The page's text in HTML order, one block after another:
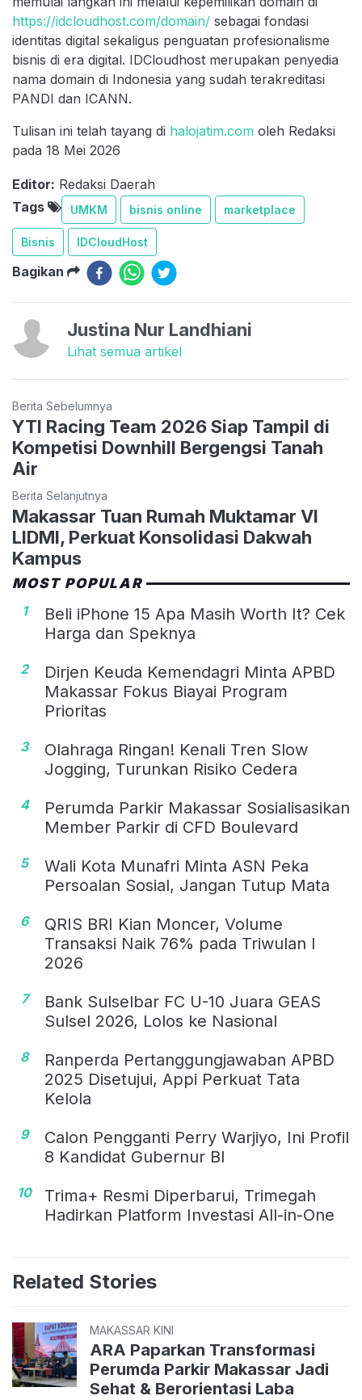
https://idcloudhost.com/domain/ sebagai fondasi
identitas digital sekaligus penguatan profesionalisme
bisnis di era digital. IDCloudhost merupakan penyedia
nama domain di Indonesia yang sudah terakreditasi
PANDI dan ICANN.
Tulisan ini telah tayang di halojatim.com oleh Redaksi
pada 18 Mei 2026
Editor: Redaksi Daerah
Tags
UMKM bisnis online marketplace
Bisnis IDCloudHost
Bagikan
Justina Nur Landhiani
Lihat semua artikel
Berita Sebelumnya
YTI Racing Team 2026 Siap Tampil di
Kompetisi Downhill Bergengsi Tanah
Air
Berita Selanjutnya
Makassar Tuan Rumah Muktamar VI
LIDMI, Perkuat Konsolidasi Dakwah
Kampus
MOST POPULAR
1
Beli iPhone 15 Apa Masih Worth It? Cek
Harga dan Speknya
2
Dirjen Keuda Kemendagri Minta APBD
Makassar Fokus Biayai Program
Prioritas
3
Olahraga Ringan! Kenali Tren Slow
Jogging, Turunkan Risiko Cedera
4
Perumda Parkir Makassar Sosialisasikan
Member Parkir di CFD Boulevard
5
Wali Kota Munafri Minta ASN Peka
Persoalan Sosial, Jangan Tutup Mata
6
QRIS BRI Kian Moncer, Volume
Transaksi Naik 76% pada Triwulan I
2026
7
Bank Sulselbar FC U-10 Juara GEAS
Sulsel 2026, Lolos ke Nasional
8
Ranperda Pertanggungjawaban APBD
2025 Disetujui, Appi Perkuat Tata
Kelola
9
Calon Pengganti Perry Warjiyo, Ini Profil
8 Kandidat Gubernur BI
10
Trima+ Resmi Diperbarui, Trimegah
Hadirkan Platform Investasi All-in-One
Related Stories
MAKASSAR KINI
ARA Paparkan Transformasi
Perumda Parkir Makassar Jadi
Sehat & Berorientasi Laba